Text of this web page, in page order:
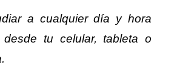
a cualquier día y hora
desde tu celular, tableta o